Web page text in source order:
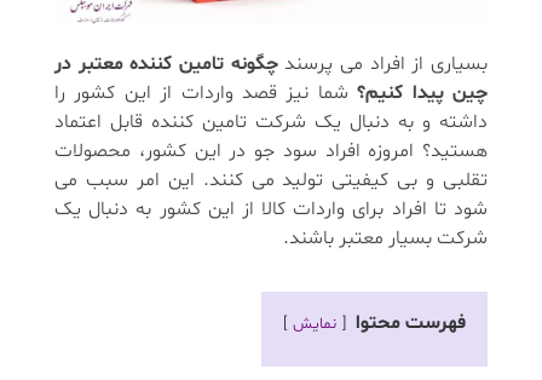
بسیاری از افراد می پرسندچگونه تامین کننده معتبر در
چین پیدا کنیم؟شما نیز قصد واردات از این کشور را
داشته و به دنبال یک شرکت تامین کننده قابل اعتماد
هستید؟ امروزه افراد سود جو در این کشور، محصولات
تقلبی و بی کیفیتی تولید می کنند. این امر سبب می
شود تا افراد برای واردات کالا از این کشور به دنبال یک
شرکت بسیار معتبر باشند.
فهرست محتوا نمایش